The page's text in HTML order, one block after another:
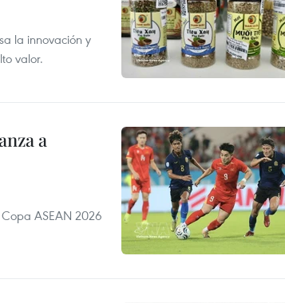
la innovación y
valor.
a
ASEAN 2026